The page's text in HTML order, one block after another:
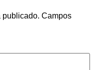
publicado. Campos